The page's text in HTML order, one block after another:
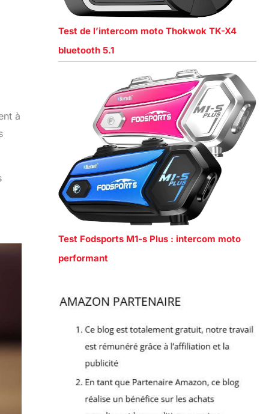
à
Test de l’intercom moto Thokwok TK-X4
bluetooth 5.1
Test Fodsports M1-s Plus : intercom moto
performant